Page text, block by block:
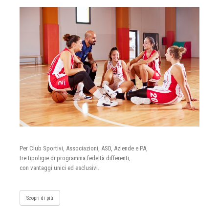
Per Club Sportivi, Associazioni, ASD, Aziende e PA,
tre tipoligie di programma fedeltà differenti,
con vantaggi unici ed esclusivi.
Scopri di più